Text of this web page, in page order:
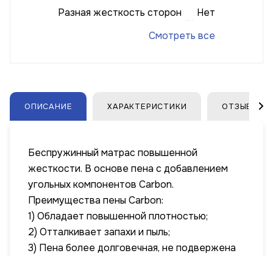
Разная жесткость сторон
Нет
Смотреть все
ОПИСАНИЕ ХАРАКТЕРИСТИКИ ОТЗЫВЫ
Беспружинный матрас повышенной
жесткости. В основе пена с добавлением
угольных компонентов Carbon.
Преимущества пены Carbon:
1) Обладает повышенной плотностью;
2) Отталкивает запахи и пыль;
3) Пена более долговечная, не подвержена